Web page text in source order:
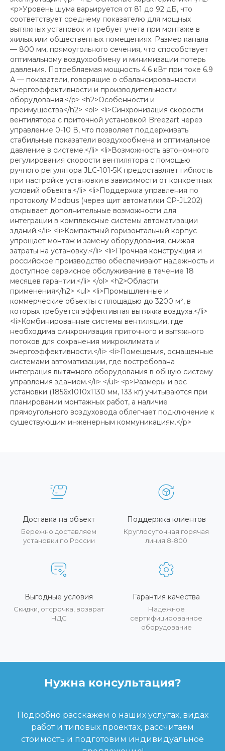
<p>Уровень шума варьируется от 81 до 92 дБ, что
соответствует среднему показателю для мощных
вытяжных установок и требует учета при монтаже в
жилых или общественных помещениях. Размер канала
— 800 мм, прямоугольного сечения, что способствует
оптимальному воздухообмену и минимизации потерь
давления. Потребляемая мощность 4.6 кВт при токе 6.9
А — показатели, говорящие о сбалансированности
энергоэффективности и производительности
оборудования.</p> <h2>Особенности и
преимущества</h2> <ol> <li>Синхронизация скорости
вентилятора с приточной установкой Breezart через
управление 0-10 В, что позволяет поддерживать
стабильные показатели воздухообмена и оптимальное
давление в системе.</li> <li>Возможность автономного
регулирования скорости вентилятора с помощью
ручного регулятора JLC-101-5K предоставляет гибкость
при настройке установки в зависимости от конкретных
условий объекта.</li> <li>Поддержка управления по
протоколу Modbus (через щит автоматики CP-JL202)
открывает дополнительные возможности для
интеграции в комплексные системы автоматизации
зданий.</li> <li>Компактный горизонтальный корпус
упрощает монтаж и замену оборудования, снижая
затраты на установку.</li> <li>Прочная конструкция и
российское производство обеспечивают надежность и
доступное сервисное обслуживание в течение 18
месяцев гарантии.</li> </ol> <h2>Области
применения</h2> <ul> <li>Промышленные и
коммерческие объекты с площадью до 3200 м², в
которых требуется эффективная вытяжка воздуха.</li>
<li>Комбинированные системы вентиляции, где
необходима синхронизация приточного и вытяжного
потоков для сохранения микроклимата и
энергоэффективности.</li> <li>Помещения, оснащенные
системами автоматизации, где востребована
интеграция вытяжного оборудования в общую систему
управления зданием.</li> </ul> <p>Размеры и вес
установки (1856x1010x1130 мм, 133 кг) учитываются при
планировании монтажных работ, а наличие
прямоугольного воздуховода облегчает подключение к
существующим инженерным коммуникациям.</p>
Доставка на объект
Бережно доставляем
установки по России
Поддержка клиентов
Круглосуточная горячая
линия 8-800
Выгодные условия
Скидки, отсрочка, возврат
НДС
Гарантия качества
Надежное
сертифицированное
оборудование
Нужна консультация?
Подробно расскажем о наших услугах, видах
работ и типовых проектах, рассчитаем
стоимость и подготовим индивидуальное